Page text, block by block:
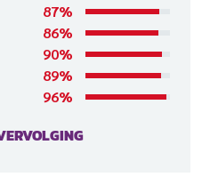
87%
86%
90%
89%
96%